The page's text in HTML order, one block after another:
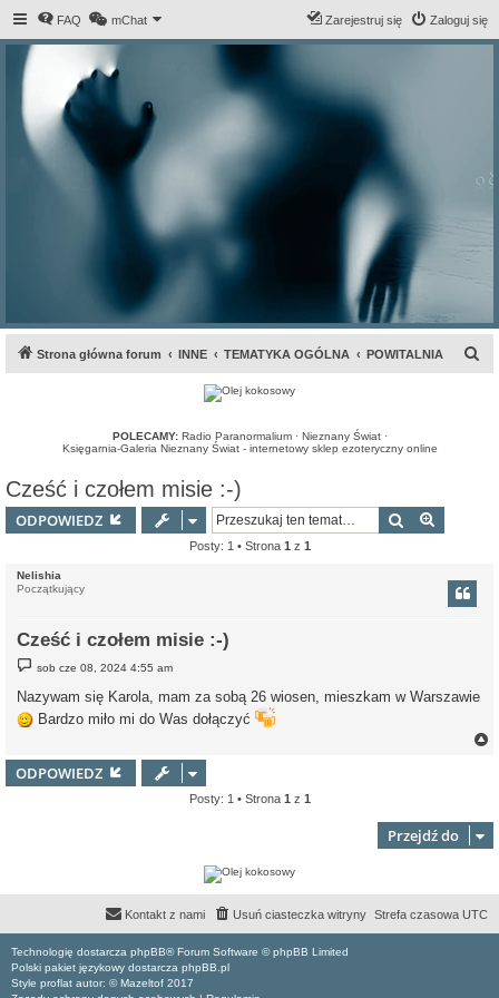
FAQ mChat Zaloguj się
Zarejestruj się
Strona główna forum INNE TEMATYKA OGÓLNA POWITALNIA
POLECAMY: Radio Paranormalium· Nieznany Świat·
Księgarnia-Galeria Nieznany Świat - internetowy sklep ezoteryczny online
Cześć i czołem misie :-)
ODPOWIEDZ Szukaj
Posty: 1 • Strona 1 z 1
Nelishia
Początkujący
Cześć i czołem misie :-)
o
t
sob cze 08, 2024 4:55 am
Nazywam się Karola, mam za sobą 26 wiosen, mieszkam w Warszawie
Bardzo miło mi do Was dołączyć
ODPOWIEDZ
Posty: 1 • Strona 1 z 1
Przejdź do
Strefa czasowa UTC
Usuń ciasteczka witryny
Kontakt z nami
Technologię dostarcza phpBB® Forum Software © phpBB Limited
Polski pakiet językowy dostarcza phpBB.pl
Style proflat autor: ©Mazeltof 2017